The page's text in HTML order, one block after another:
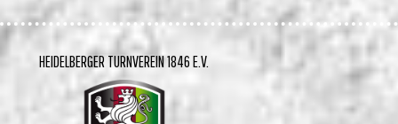
HEIDELBERGER TURNVEREIN 1846 E.V.